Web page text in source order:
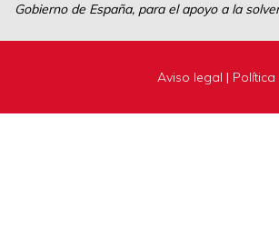
Gobierno de España, para el apoyo a la
Aviso legal |